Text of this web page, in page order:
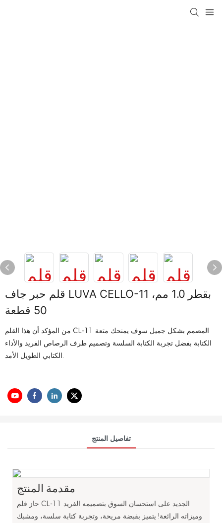
قلم حبر جاف LUVA CELLO-11 بقطر 1.0 مم،
50 قطعة
من المؤكد أن هذا القلم CL-11 المصمم بشكل جميل سوف يمنحك متعة
الكتابة بفضل تجربة الكتابة السلسة وتصميم طرف الرصاص الفريد والأداء
الكتابي الطويل الأمد.
تفاصيل المنتج
مقدمة المنتج
حاز قلم CL-11 الجديد على استحسان السوق بتصميمه الفريد
وميزاته الرائعة! يتميز بقبضة مريحة، وتجربة كتابة سلسة، ومشبك